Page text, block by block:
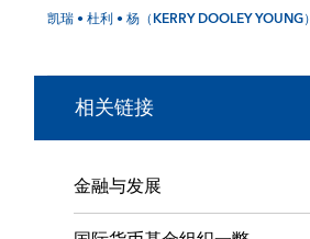
凯瑞 • 杜利 • 杨（KERRY DOOLEY YOUNG）
相关链接
金融与发展